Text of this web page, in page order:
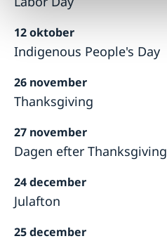
12 oktober
Indigenous People's Day
26 november
Thanksgiving
27 november
Dagen efter Thanksgiving
24 december
Julafton
25 december